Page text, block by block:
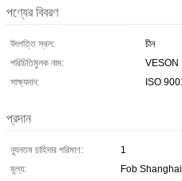
পণ্যের বিবরণ
উৎপত্তি স্থল:
চীন
পরিচিতিমুলক নাম:
VESON
সাক্ষ্যদান:
ISO
প্রদান
ন্যূনতম চাহিদার পরিমাণ:
1
মূল্য:
Fob